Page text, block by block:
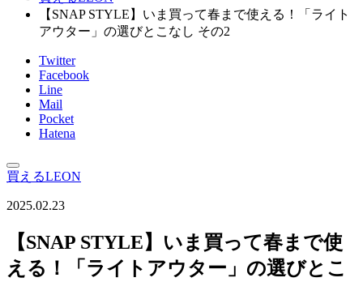
【SNAP STYLE】いま買って春まで使える！「ライト
アウター」の選びとこなし その2
Twitter
Facebook
Line
Mail
Pocket
Hatena
買えるLEON
2025.02.23
【SNAP STYLE】いま買って春まで使
える！「ライトアウター」の選びとこ